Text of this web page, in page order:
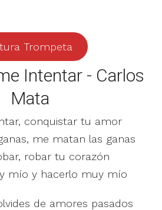
Trompeta
Intentar - Carlos
Mata
conquistar tu amor
me matan las ganas
robar tu corazón
mío y hacerlo muy mío
de amores pasados